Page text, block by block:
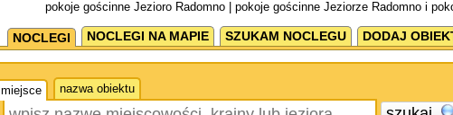
pokoje gościnne Jezioro Radomno | pokoje gościnne Jeziorze Radomno i
NOCLEGI NOCLEGI NA MAPIE SZUKAM NOCLEGU DODAJ
miejsce nazwa obiektu